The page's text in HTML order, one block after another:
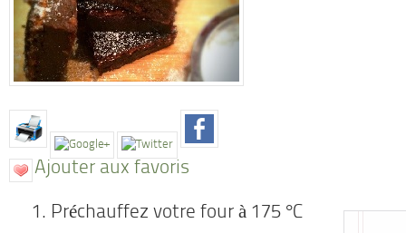
Ajouter aux favoris
Préchauffez votre four à 175 °C